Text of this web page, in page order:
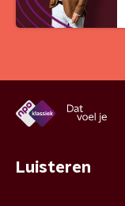
Luisteren